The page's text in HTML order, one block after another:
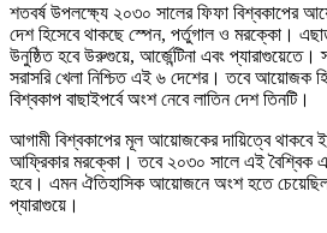
শতবর্ষ উপলক্ষ্যে ২০৩০ সালের ফিফা বিশ্বকাপের
দেশ হিসেবে থাকছে স্পেন, পর্তুগাল ও মরক্কো। এছাড়া
উনুষ্ঠিত হবে উরুগুয়ে, আর্জেন্টিনা এবং প্যারাগুয়েতে।
সরাসরি খেলা নিশ্চিত এই ৬ দেশের। তবে আয়োজক
বিশ্বকাপ বাছাইপর্বে অংশ নেবে লাতিন দেশ তিনটি।
আগামী বিশ্বকাপের মূল আয়োজকের দায়িত্বে থাকবে
আফ্রিকার মরক্কো। তবে ২০৩০ সালে এই বৈশ্বিক
হবে। এমন ঐতিহাসিক আয়োজনে অংশ হতে চেয়েছিল
প্যারাগুয়ে।